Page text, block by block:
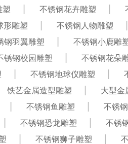
塑 不锈钢花卉雕塑
形雕塑 不锈钢人物雕塑
钢羽翼雕塑 不锈钢小鹿雕
锈钢校园雕塑 不锈钢花朵
不锈钢地球仪雕塑
铁艺金属造型雕塑 大型金
不锈钢鱼雕塑 不锈
不锈钢恐龙雕塑 不锈
不锈钢狮子雕塑